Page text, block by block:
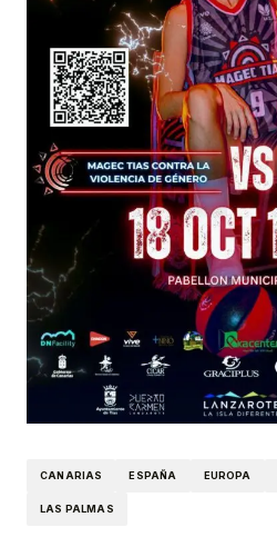
CANARIAS ESPAÑA EUROPA
LAS PALMAS